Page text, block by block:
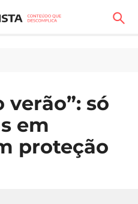
verão”: só
em
proteção